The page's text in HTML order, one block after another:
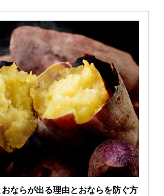
ならが出る理由とおならを防ぐ方